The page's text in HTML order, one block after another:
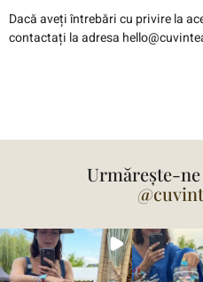
Dacă aveți întrebări cu privire la
contactați la adresa
Urmărește-